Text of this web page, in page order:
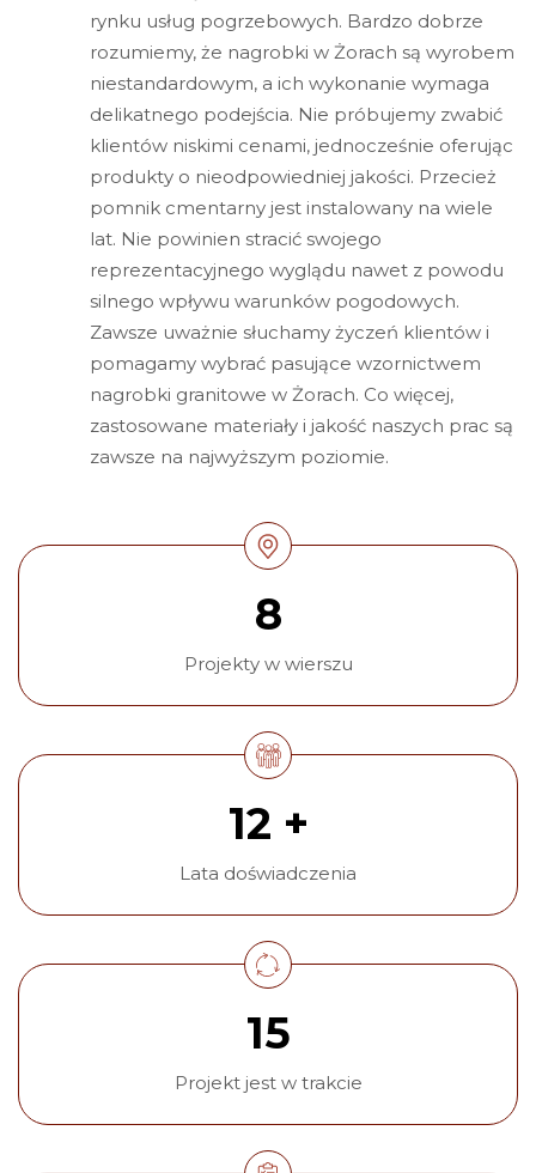
rynku usług pogrzebowych. Bardzo dobrze
rozumiemy, że nagrobki w Żorach są wyrobem
niestandardowym, a ich wykonanie wymaga
delikatnego podejścia. Nie próbujemy zwabić
klientów niskimi cenami, jednocześnie oferując
produkty o nieodpowiedniej jakości. Przecież
pomnik cmentarny jest instalowany na wiele
lat. Nie powinien stracić swojego
reprezentacyjnego wyglądu nawet z powodu
silnego wpływu warunków pogodowych.
Zawsze uważnie słuchamy życzeń klientów i
pomagamy wybrać pasujące wzornictwem
nagrobki granitowe w Żorach. Co więcej,
zastosowane materiały i jakość naszych prac są
zawsze na najwyższym poziomie.
8
Projekty w wierszu
12 +
Lata doświadczenia
15
Projekt jest w trakcie